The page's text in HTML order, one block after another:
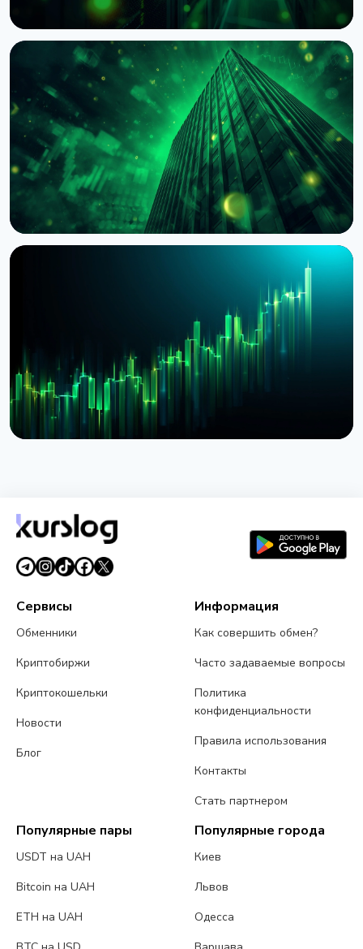
НОВОСТЬ
BNY Mellon запускает стейкинг для
институциональных клиентов вместе с Galaxy
4 августа 2026 г. 4 мин чтения
BlackRock токенизировал доступ к $311 млрд
денежных фондов Европы через Kinexys
3 августа 2026 г.5 мин чтения
Сервисы
Обменники
Криптобиржи
Криптокошельки
Новости
Блог
Информация
Как совершить обмен?
Часто задаваемые вопросы
Политика
конфиденциальности
Правила использования
Контакты
Стать партнером
Популярные пары
USDT на UAH
Bitcoin на UAH
ETH на UAH
Популярные города
Киев
Львов
Одесса